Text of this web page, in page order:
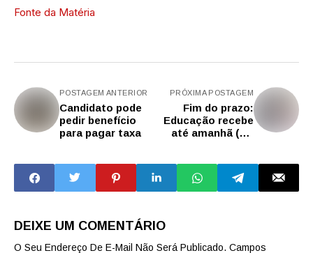
Fonte da Matéria
POSTAGEM ANTERIOR
Candidato pode
pedir benefício
para pagar taxa
PRÓXIMA POSTAGEM
Fim do prazo:
Educação recebe
até amanhã (28)
para professores
do Ensino Médio
técnico
DEIXE UM COMENTÁRIO
O Seu Endereço De E-Mail Não Será Publicado. Campos